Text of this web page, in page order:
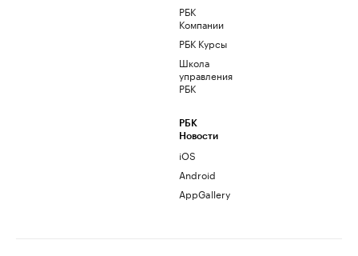
РБК
Компании
РБК Курсы
Школа
управления
РБК
РБК
Новости
iOS
Android
AppGallery